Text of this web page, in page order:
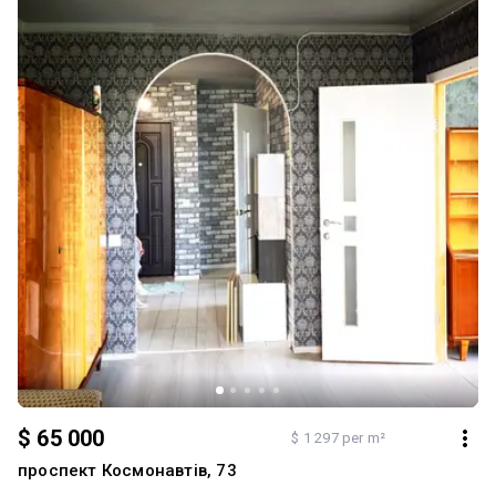
$ 65 000 $ 1 297 per m²
проспект Космонавтів, 73